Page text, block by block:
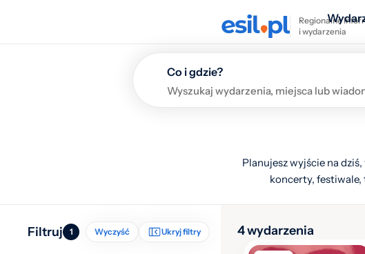
Regionalne
i wydarzenia
Co i gdzie?
Planujesz wyjście na
koncerty,
Filtruj 1 Wyczyść Ukryj filtry 4 wydarzenia